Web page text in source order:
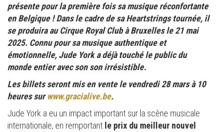
présente pour la première fois sa musique réconfortante
en Belgique ! Dans le cadre de sa Heartstrings tournée, il
se produira au Cirque Royal Club à Bruxelles le 21 mai
2025. Connu pour sa musique authentique et
émotionnelle, Jude York a déjà touché le public du
monde entier avec son son irrésistible.
Les billets seront mis en vente le vendredi 28 mars à 10
heures surwww.gracialive.be.
Jude York a eu un impact important sur la scène musicale
internationale, en remportant le prix du meilleur nouvel